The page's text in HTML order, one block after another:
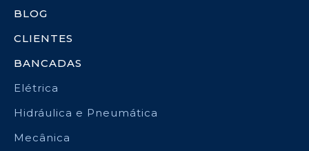
BLOG
CLIENTES
BANCADAS
Elétrica
Hidráulica e Pneumática
Mecânica